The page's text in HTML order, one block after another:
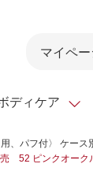
マイペー
ディケア
、パフ付〉 ケース
52 ピンクオーク